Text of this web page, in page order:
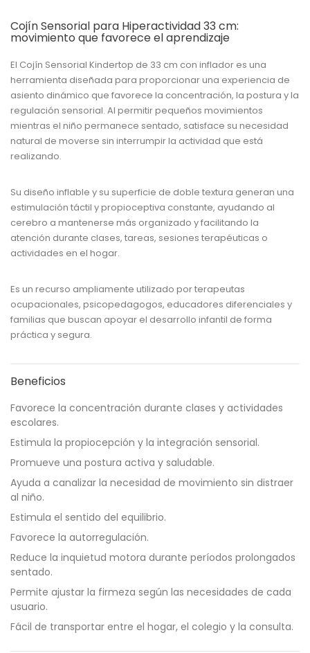
Cojín Sensorial para Hiperactividad 33 cm:
movimiento que favorece el aprendizaje
El Cojín Sensorial Kindertop de 33 cm con inflador es una
herramienta diseñada para proporcionar una experiencia de
asiento dinámico que favorece la concentración, la postura y la
regulación sensorial. Al permitir pequeños movimientos
mientras el niño permanece sentado, satisface su necesidad
natural de moverse sin interrumpir la actividad que está
realizando.
Su diseño inflable y su superficie de doble textura generan una
estimulación táctil y propioceptiva constante, ayudando al
cerebro a mantenerse más organizado y facilitando la
atención durante clases, tareas, sesiones terapéuticas o
actividades en el hogar.
Es un recurso ampliamente utilizado por terapeutas
ocupacionales, psicopedagogos, educadores diferenciales y
familias que buscan apoyar el desarrollo infantil de forma
práctica y segura.
Beneficios
Favorece la concentración durante clases y actividades
escolares.
Estimula la propiocepción y la integración sensorial.
Promueve una postura activa y saludable.
Ayuda a canalizar la necesidad de movimiento sin distraer
al niño.
Estimula el sentido del equilibrio.
Favorece la autorregulación.
Reduce la inquietud motora durante períodos prolongados
sentado.
Permite ajustar la firmeza según las necesidades de cada
usuario.
Fácil de transportar entre el hogar, el colegio y la consulta.